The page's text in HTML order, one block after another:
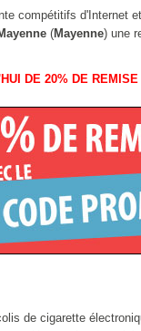
compétitifs d'Internet
(Mayenne) une
DE 20% DE
de cigarette